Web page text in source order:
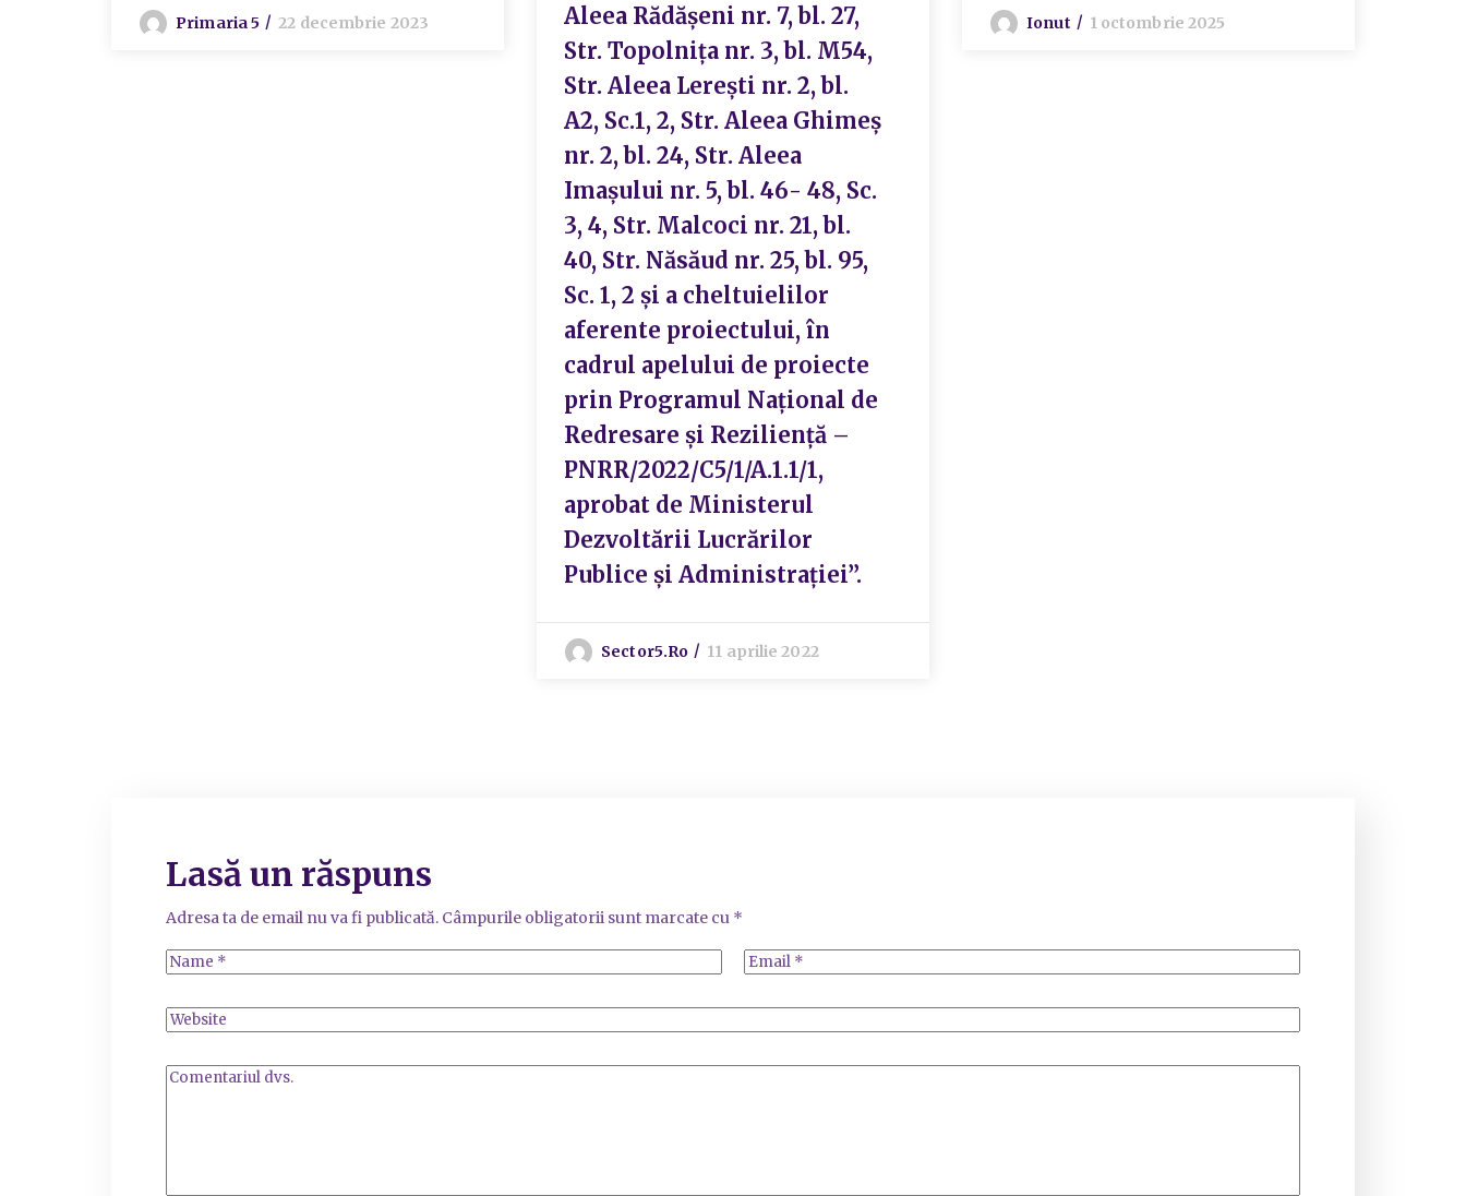
Primaria 5 22 decembrie 2023
Aleea Rădășeni nr. 7, bl. 27,
Str. Topolnița nr. 3, bl. M54,
Str. Aleea Lerești nr. 2, bl.
A2, Sc.1, 2, Str. Aleea Ghimeș
nr. 2, bl. 24, Str. Aleea
Imașului nr. 5, bl. 46- 48, Sc.
3, 4, Str. Malcoci nr. 21, bl.
40, Str. Năsăud nr. 25, bl. 95,
Sc. 1, 2 și a cheltuielilor
aferente proiectului, în
cadrul apelului de proiecte
prin Programul Național de
Redresare și Reziliență –
PNRR/2022/C5/1/A.1.1/1,
aprobat de Ministerul
Dezvoltării Lucrărilor
Publice și Administrației”.
Sector5.ro 11 aprilie 2022
Ionut 1 octombrie 2025
Lasă un răspuns
Adresa ta de email nu va fi publicată. Câmpurile obligatorii sunt marcate cu *